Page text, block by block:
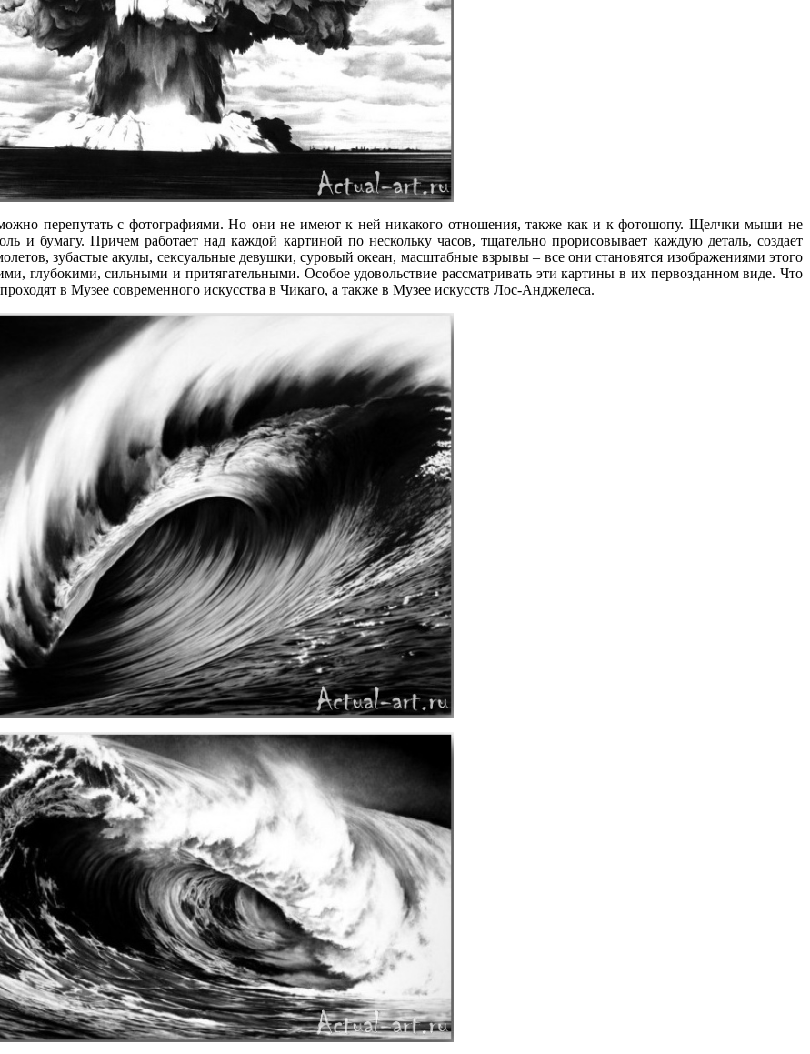
перепутать с фотографиями. Но они не имеют к ней никакого отношения, также как и к фотошопу. Щелчки мыши не
и бумагу. Причем работает над каждой картиной по нескольку часов, тщательно прорисовывает каждую деталь, создает
зубастые акулы, сексуальные девушки, суровый океан, масштабные взрывы – все они становятся изображениями этого
глубокими, сильными и притягательными. Особое удовольствие рассматривать эти картины в их первозданном виде. Что
в Музее современного искусства в Чикаго, а также в Музее искусств Лос-Анджелеса.